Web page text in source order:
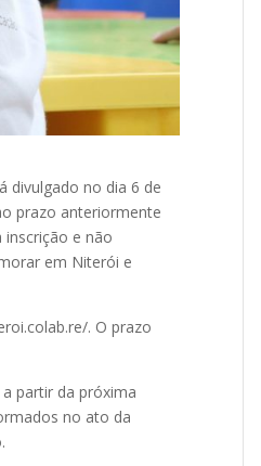
divulgado no dia 6 de
prazo anteriormente
e não
em Niterói e
. O prazo
partir da próxima
no ato da